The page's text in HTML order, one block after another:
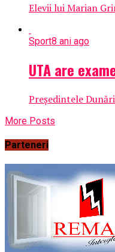
Elevii lui Marian
Sport8 ani ago
UTA are
Președintele
More Posts
Parteneri